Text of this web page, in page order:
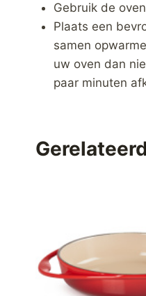
Gebruik de
Plaats een
samen
uw oven dan
paar minuten